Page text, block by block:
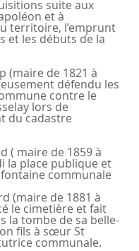
suite aux
et à
territoire, l’emprunt
et les débuts de la
défendu les
contre le
lors de
du cadastre
la place publique et
communale
le cimetière et fait
la tombe de sa belle-
fils à sœur St
communale.